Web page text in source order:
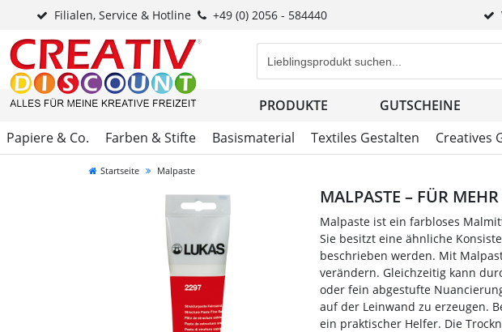
Filialen, Service & Hotline +49 (0) 2056 - 584440
PRODUKTE GUTSCHEINE
Papiere & Co.
Farben & Stifte Basismaterial Textiles Gestalten Creatives
Startseite Malpaste
MALPASTE – FÜR
Malpaste ist ein farbloses
Sie besitzt eine ähnliche
beschrieben werden. Mit
verändern. Gleichzeitig kann
oder fein abgestufte
auf der Leinwand zu erzeugen.
ein praktischer Helfer. Die